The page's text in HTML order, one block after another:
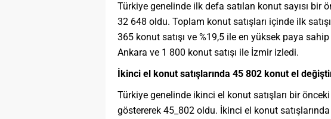
Türkiye genelinde ilk defa satılan konut sayısı bir
32 648 oldu. Toplam konut satışları içinde ilk
365 konut satışı ve %19,5 ile en yüksek paya
Ankara ve 1 800 konut satışı ile İzmir izledi.
İkinci el konut satışlarında 45 802 konut el
Türkiye genelinde ikinci el konut satışları bir önceki
göstererek 45_802 oldu. İkinci el konut